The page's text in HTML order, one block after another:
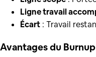
Ligne travail
Écart : Travail
Avantages du